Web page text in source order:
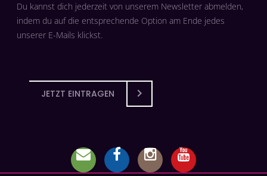
Du kannst dich jederzeit von unserem Newsletter abmelden,
indem du auf die entsprechende Option am Ende jedes
unserer E-Mails klickst.
JETZT EINTRAGEN